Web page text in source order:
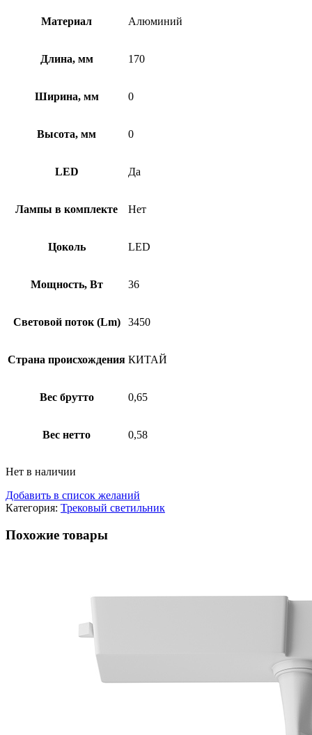
Материал Алюминий
Длина, мм 170
Ширина, мм 0
Высота, мм 0
LED Да
Лампы в комплекте Нет
Цоколь LED
Мощность, Вт 36
Световой поток (Lm) 3450
Страна происхождения КИТАЙ
Вес брутто 0,65
Вес нетто 0,58
Нет в наличии
Добавить в список желаний
Категория: Трековый светильник
Похожие товары